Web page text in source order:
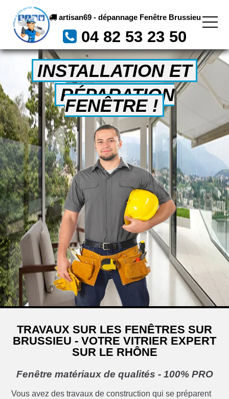
artisan69 - dépannage Fenêtre Brussieu
04 82 53 23 50
INSTALLATION ET
RÉPARATION
FENÊTRE !
TRAVAUX SUR LES FENÊTRES SUR
BRUSSIEU - VOTRE VITRIER EXPERT
SUR LE RHÔNE
Fenêtre matériaux de qualités - 100% PRO
Vous avez des travaux de construction qui se préparent